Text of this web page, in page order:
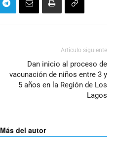
Artículo siguiente
Dan inicio al proceso de
vacunación de niños entre 3 y
5 años en la Región de Los
Lagos
Más del autor